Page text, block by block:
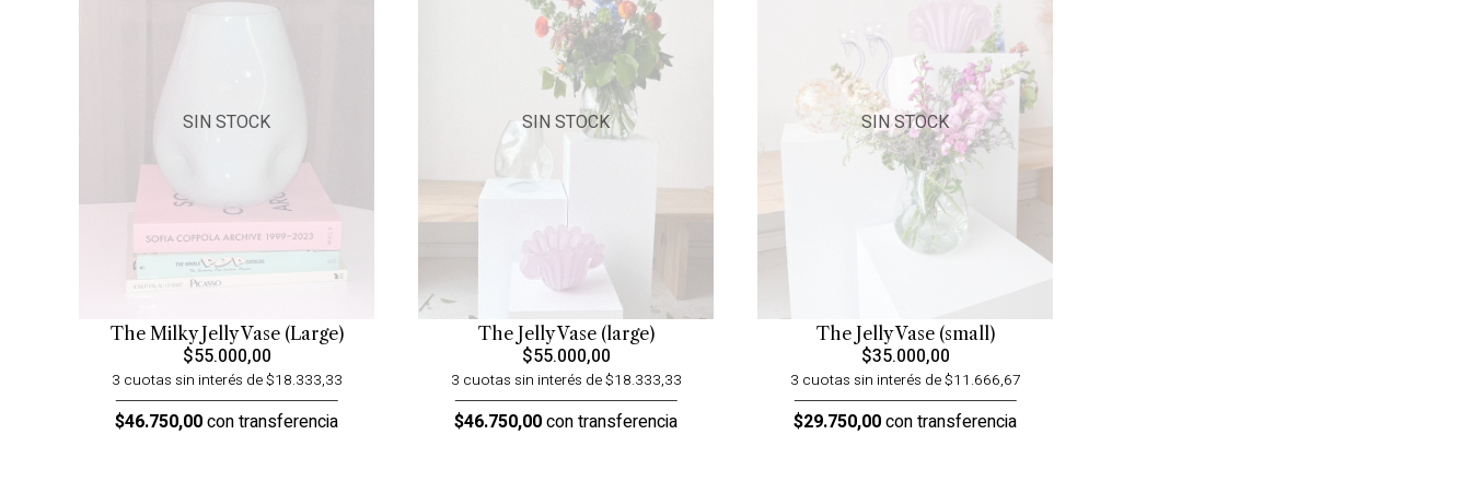
SIN STOCK
The Milky Jelly Vase (Large)
$55.000,00
3 cuotas sin interés de $18.333,33
$46.750,00con transferencia
SIN STOCK
The Jelly Vase (large)
$55.000,00
3 cuotas sin interés de $18.333,33
$46.750,00con transferencia
SIN STOCK
The Jelly Vase (small)
$35.000,00
3 cuotas sin interés de $11.666,67
$29.750,00con transferencia